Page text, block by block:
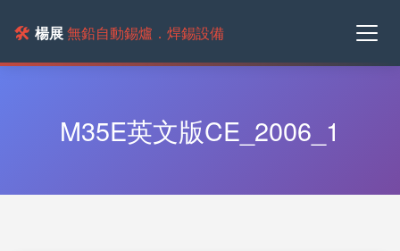
🛠️ 楊展無鉛自動錫爐．焊錫設備
M35E英文版CE_2006_1